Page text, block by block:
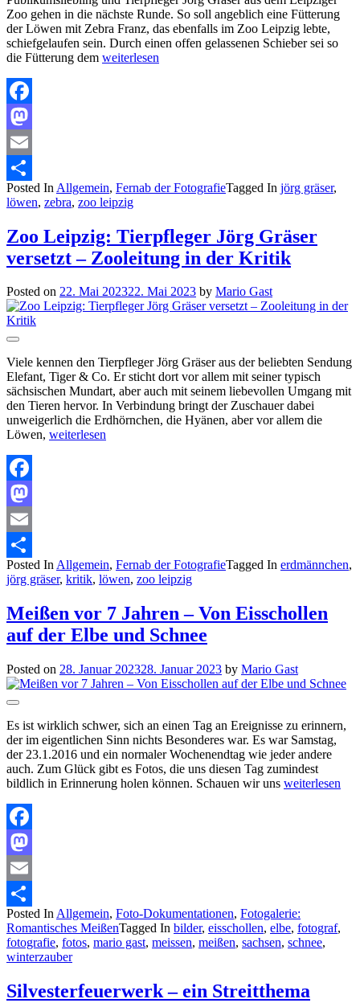
Zoo gehen in die nächste Runde. So soll angeblich eine Fütterung
der Löwen mit Zebra Franz, das ebenfalls im Zoo Leipzig lebte,
schiefgelaufen sein. Durch einen offen gelassenen Schieber sei so
die Fütterung dem weiterlesen
Facebook
Mastodon
Email
Teilen
Posted In Allgemein, Fernab der FotografieTagged In jörg gräser,
löwen, zebra, zoo leipzig
Zoo Leipzig: Tierpfleger Jörg Gräser
versetzt – Zooleitung in der Kritik
Posted on 22. Mai 202322. Mai 2023 by Mario Gast
Viele kennen den Tierpfleger Jörg Gräser aus der beliebten Sendung
Elefant, Tiger & Co. Er sticht dort vor allem mit seiner typisch
sächsischen Mundart, aber auch mit seinem liebevollen Umgang mit
den Tieren hervor. In Verbindung bringt der Zuschauer dabei
unweigerlich die Erdhörnchen, die Hyänen, aber vor allem die
Löwen, weiterlesen
Facebook
Mastodon
Email
Teilen
Posted InAllgemein, Fernab der FotografieTagged In erdmännchen,
jörg gräser, kritik, löwen, zoo leipzig
Meißen vor 7 Jahren – Von Eisschollen
auf der Elbe und Schnee
Posted on 28. Januar 202328. Januar 2023 by Mario Gast
Es ist wirklich schwer, sich an einen Tag an Ereignisse zu erinnern,
der im eigentlichen Sinn nichts Besonderes war. Es war Samstag,
der 23.1.2016 und ein normaler Wochenendtag wie jeder andere
auch. Zum Glück gibt es Fotos, die uns diesen Tag zumindest
bildlich in Erinnerung holen können. Schauen wir uns weiterlesen
Facebook
Mastodon
Email
Teilen
Posted In Allgemein, Foto-Dokumentationen, Fotogalerie:
Romantisches MeißenTagged In bilder, eisschollen, elbe, fotograf,
fotografie, fotos, mario gast, meissen, meißen, sachsen, schnee,
winterzauber
Silvesterfeuerwerk – ein Streitthema